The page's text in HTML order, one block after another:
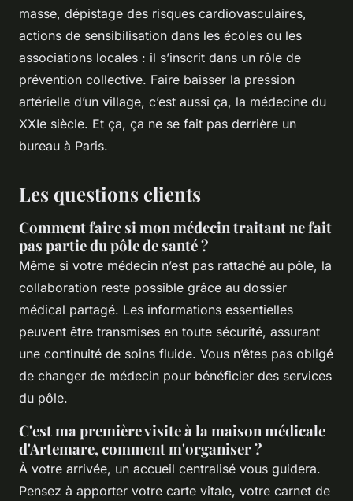
masse, dépistage des risques cardiovasculaires,
actions de sensibilisation dans les écoles ou les
associations locales : il s’inscrit dans un rôle de
prévention collective. Faire baisser la pression
artérielle d’un village, c’est aussi ça, la médecine du
XXIe siècle. Et ça, ça ne se fait pas derrière un
bureau à Paris.
Les questions clients
Comment faire si mon médecin traitant ne fait
pas partie du pôle de santé ?
Même si votre médecin n’est pas rattaché au pôle, la
collaboration reste possible grâce au dossier
médical partagé. Les informations essentielles
peuvent être transmises en toute sécurité, assurant
une continuité de soins fluide. Vous n’êtes pas obligé
de changer de médecin pour bénéficier des services
du pôle.
C'est ma première visite à la maison médicale
d'Artemare, comment m'organiser ?
À votre arrivée, un accueil centralisé vous guidera.
Pensez à apporter votre carte vitale, votre carnet de